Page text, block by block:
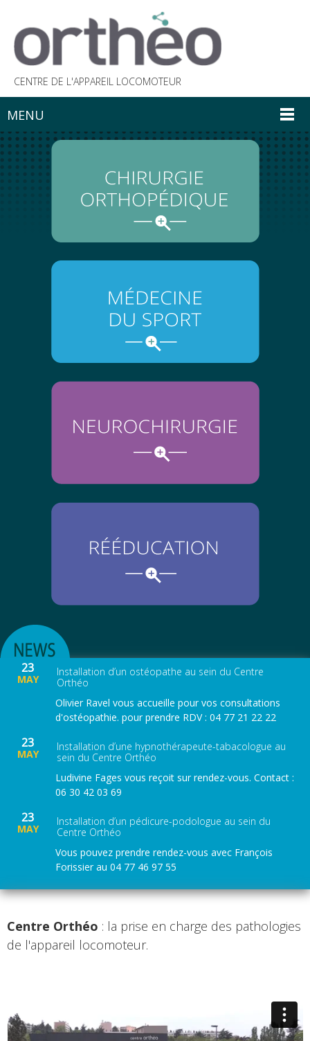
CENTRE DE L'APPAREIL LOCOMOTEUR
MENU
MAY
23
Installation d’un ostéopathe au sein du Centre
Orthéo
Olivier Ravel vous accueille pour vos consultations
d'ostéopathie. pour prendre RDV : 04 77 21 22 22
MAY
23
Installation d’une hypnothérapeute-tabacologue au
sein du Centre Orthéo
Ludivine Fages vous reçoit sur rendez-vous. Contact :
06 30 42 03 69
MAY
23
Installation d’un pédicure-podologue au sein du
Centre Orthéo
Vous pouvez prendre rendez-vous avec François
Forissier au 04 77 46 97 55
Centre Orthéo : la prise en charge des pathologies
de l'appareil locomoteur.